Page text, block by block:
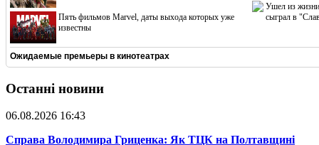
Пять фильмов Marvel, даты выхода которых уже
известны
Ушел из жизни
сыграл в
Ожидаемые премьеры в кинотеатрах
Останні новини
06.08.2026 16:43
​Справа Володимира Гриценка: Як ТЦК на Полтавщині